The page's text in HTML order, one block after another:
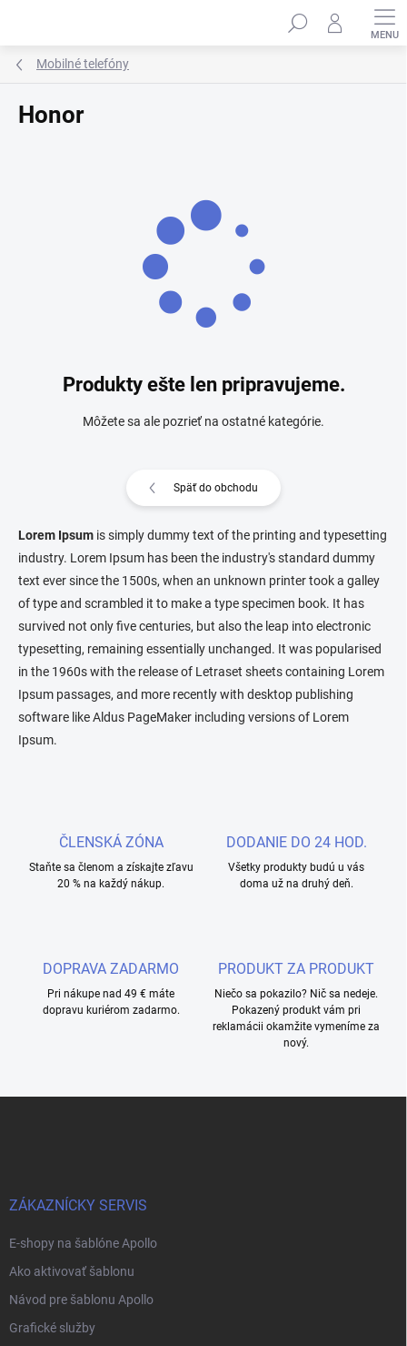
Hľadať
Mobilné telefóny
Honor
Produkty ešte len pripravujeme.
Môžete sa ale pozrieť na ostatné kategórie.
Späť do obchodu
Lorem Ipsum is simply dummy text of the printing and typesetting
industry. Lorem Ipsum has been the industry's standard dummy
text ever since the 1500s, when an unknown printer took a galley
of type and scrambled it to make a type specimen book. It has
survived not only five centuries, but also the leap into electronic
typesetting, remaining essentially unchanged. It was popularised
in the 1960s with the release of Letraset sheets containing Lorem
Ipsum passages, and more recently with desktop publishing
software like Aldus PageMaker including versions of Lorem
Ipsum.
ČLENSKÁ ZÓNA
Staňte sa členom a získajte zľavu
20 % na každý nákup.
DODANIE DO 24 HOD.
Všetky produkty budú u vás
doma už na druhý deň.
DOPRAVA ZADARMO
Pri nákupe nad 49 € máte
dopravu kuriérom zadarmo.
PRODUKT ZA PRODUKT
Niečo sa pokazilo? Nič sa nedeje.
Pokazený produkt vám pri
reklamácii okamžite vymeníme za
nový.
ZÁKAZNÍCKY SERVIS
E-shopy na šablóne Apollo
Ako aktivovať šablonu
Návod pre šablonu Apollo
Grafické služby